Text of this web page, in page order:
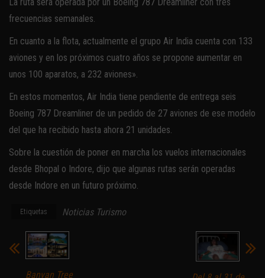
frecuencias semanales.
En cuanto a la flota, actualmente el grupo Air India cuenta con 133
aviones y en los próximos cuatro años se propone aumentar en
unos 100 aparatos, a 232 aviones».
En estos momentos, Air India tiene pendiente de entrega seis
Boeing 787 Dreamliner de un pedido de 27 aviones de ese modelo
del que ha recibido hasta ahora 21 unidades.
Sobre la cuestión de poner en marcha los vuelos internacionales
desde Bhopal o Indore, dijo que algunas rutas serán operadas
desde Indore en un futuro próximo.
Etiquetas Noticias Turismo
Banyan Tree